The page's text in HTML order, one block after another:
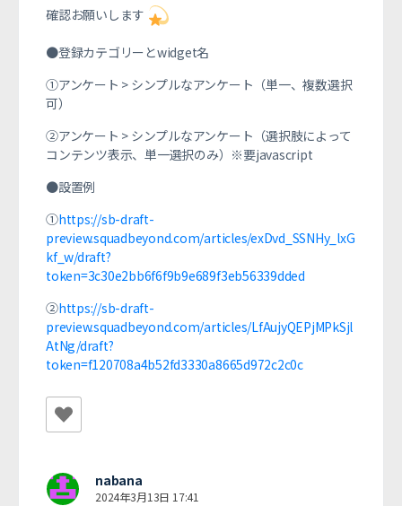
確認お願いします
●登録カテゴリーとwidget名
①アンケート > シンプルなアンケート（単一、複数選択
可）
②アンケート > シンプルなアンケート（選択肢によって
コンテンツ表示、単一選択のみ）※要javascript
●設置例
①https://sb-draft-
preview.squadbeyond.com/articles/exDvd_SSNHy_lxG
kf_w/draft?
token=3c30e2bb6f6f9b9e689f3eb56339dded
②https://sb-draft-
preview.squadbeyond.com/articles/LfAujyQEPjMPkSjl
AtNg/draft?
token=f120708a4b52fd3330a8665d972c2c0c
nabana
2024年3月13日 17:41